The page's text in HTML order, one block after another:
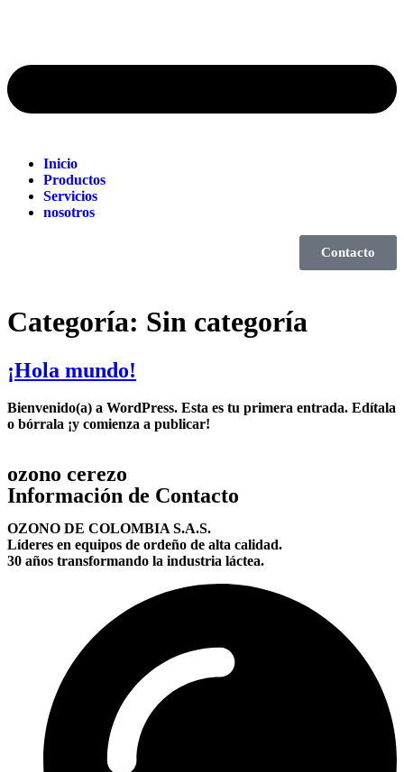
Inicio
Productos
Servicios
nosotros
Contacto
Categoría: Sin categoría
¡Hola mundo!
Bienvenido(a) a WordPress. Esta es tu primera entrada. Edítala
o bórrala ¡y comienza a publicar!
ozono cerezo
Información de Contacto
OZONO DE COLOMBIA S.A.S.
Líderes en equipos de ordeño de alta calidad.
30 años transformando la industria láctea.